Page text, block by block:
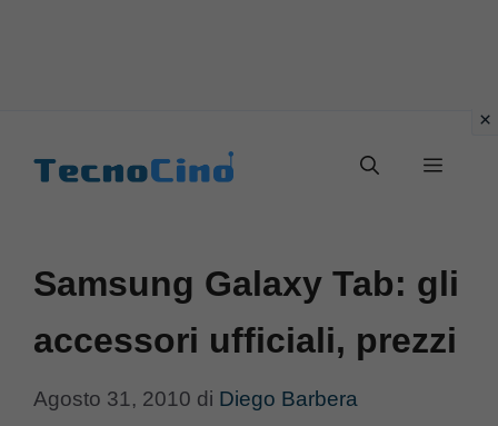
Menu
Samsung Galaxy Tab: gli
accessori ufficiali, prezzi
Agosto 31, 2010 di Diego Barbera